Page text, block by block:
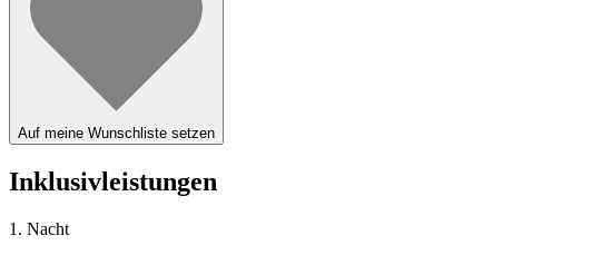
Auf meine Wunschliste setzen
Inklusivleistungen
1. Nacht